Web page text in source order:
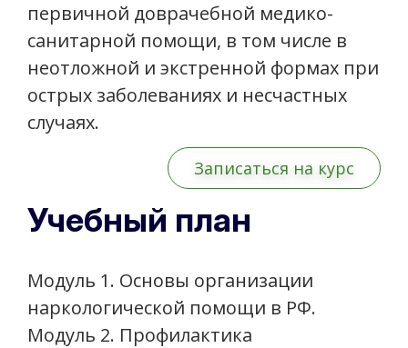
первичной доврачебной медико-
санитарной помощи, в том числе в
неотложной и экстренной формах при
острых заболеваниях и несчастных
случаях.
Записаться на курс
Учебный план
Модуль 1. Основы организации
наркологической помощи в РФ.
Модуль 2. Профилактика